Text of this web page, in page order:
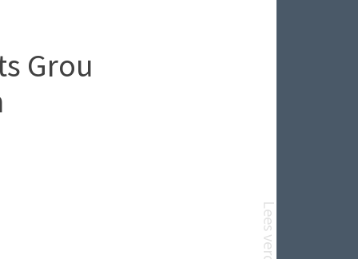
Grou
Lees verder